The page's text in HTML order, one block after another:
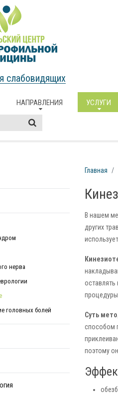
слабовидящих
НАПРАВЛЕНИЯ УСЛУГИ
нерва
головных болей
Главная
В нашем
других
процедуры.
Суть
способом
поэтому